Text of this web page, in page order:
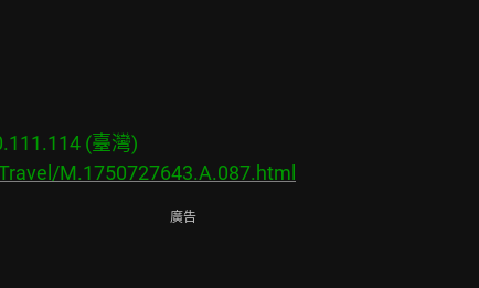
(臺灣)
M.1750727643.A.087.html
廣告